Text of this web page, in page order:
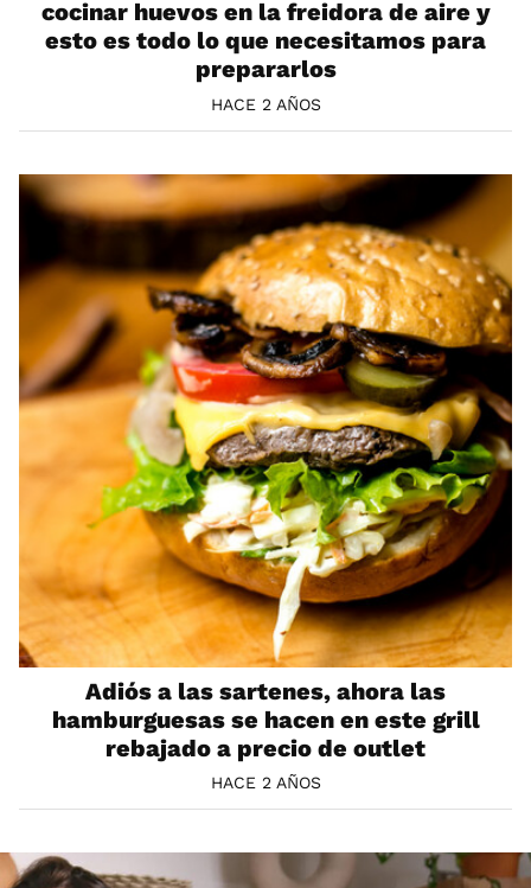
cocinar huevos en la freidora de aire y
esto es todo lo que necesitamos para
prepararlos
HACE 2 AÑOS
Adiós a las sartenes, ahora las
hamburguesas se hacen en este grill
rebajado a precio de outlet
HACE 2 AÑOS